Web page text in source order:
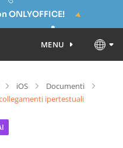
ONLYOFFICE!
MENU
iOS
Documenti
ipertestuali